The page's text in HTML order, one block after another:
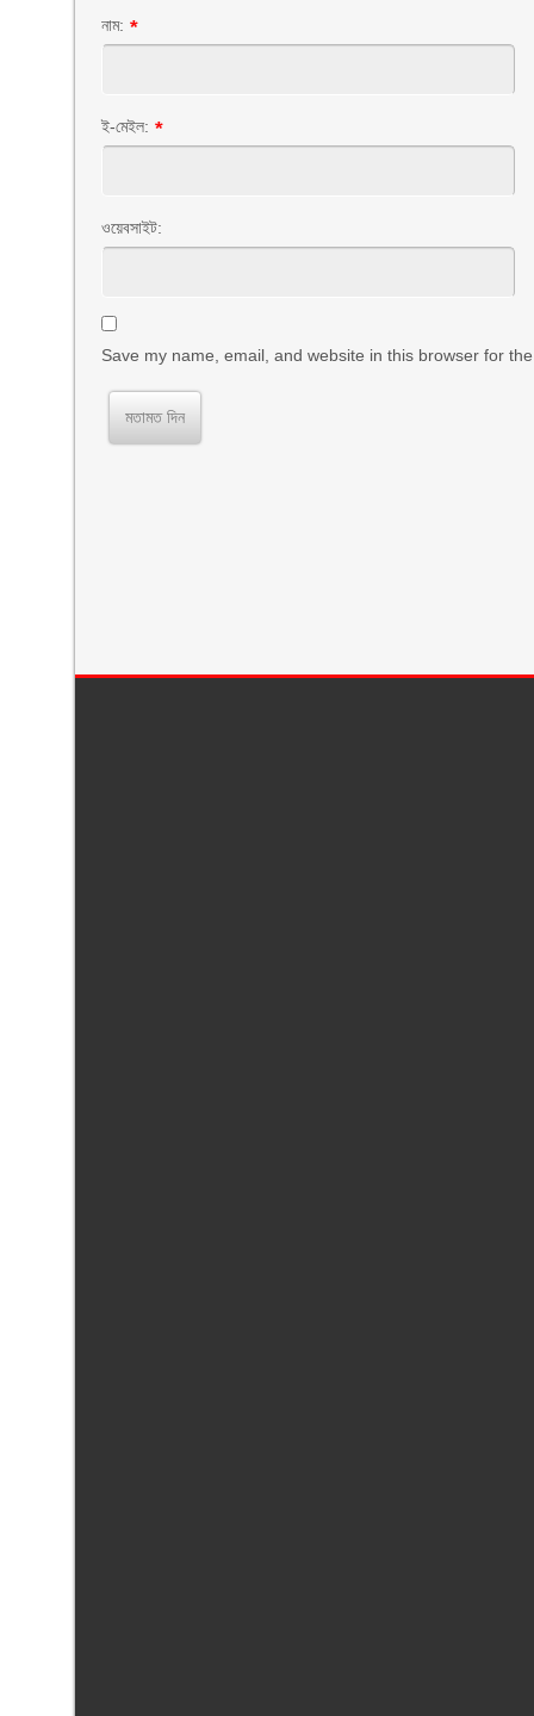
নাম: *
ই-মেইল: *
ওয়েবসাইট:
Save my name, email, and website in this browser for